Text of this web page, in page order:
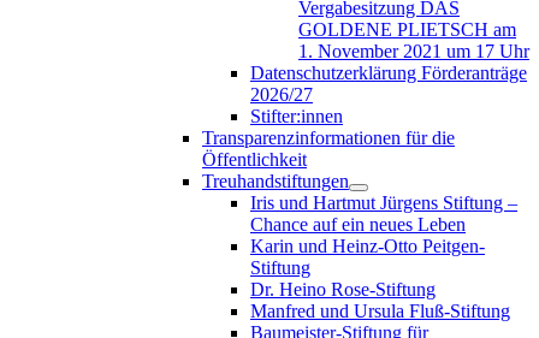
Vergabesitzung DAS
GOLDENE PLIETSCH am
1. November 2021 um 17 Uhr
Datenschutzerklärung Förderanträge
2026/27
Stifter:innen
Transparenzinformationen für die
Öffentlichkeit
Treuhandstiftungen
Iris und Hartmut Jürgens Stiftung –
Chance auf ein neues Leben
Karin und Heinz-Otto Peitgen-
Stiftung
Dr. Heino Rose-Stiftung
Manfred und Ursula Fluß-Stiftung
Baumeister-Stiftung für